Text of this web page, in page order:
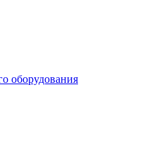
оборудования